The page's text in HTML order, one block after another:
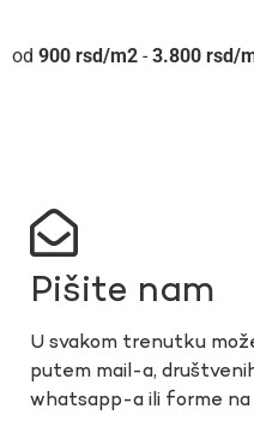
900 rsd - 3.800 rsd
Pišite nam
U svakom trenutku
putem mail-a,
whatsapp-a ili forme na